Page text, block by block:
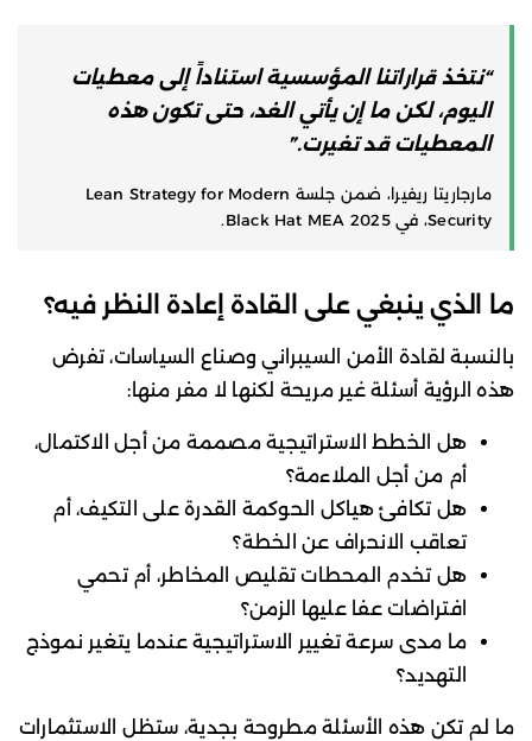
“نتخذ قراراتنا المؤسسية استناداً إلى معطيات
اليوم، لكن ما إن يأتي الغد، حتى تكون هذه
المعطيات قد تغيرت.”
مارجاريتا ريفيرا، ضمن جلسة Lean Strategy for Modern
Security، في Black Hat MEA 2025.
ما الذي ينبغي على القادة إعادة النظر فيه؟
بالنسبة لقادة الأمن السيبراني وصناع السياسات، تفرض
هذه الرؤية أسئلة غير مريحة لكنها لا مفر منها:
هل الخطط الاستراتيجية مصممة من أجل الاكتمال،
أم من أجل الملاءمة؟
هل تكافئ هياكل الحوكمة القدرة على التكيف، أم
تعاقب الانحراف عن الخطة؟
هل تخدم المحطات تقليص المخاطر، أم تحمي
افتراضات عفا عليها الزمن؟
ما مدى سرعة تغيير الاستراتيجية عندما يتغير نموذج
التهديد؟
ما لم تكن هذه الأسئلة مطروحة بجدية، ستظل الاستثمارات